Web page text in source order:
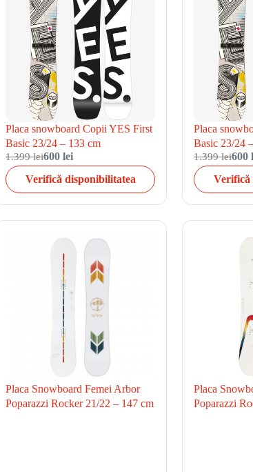
Placa snowboard Copii YES First
Basic 23/24 – 133 cm
1.399 lei600 lei
Verifică disponibilitatea
Placa
Basic 23/24
1.399 lei600
Verifică
Placa Snowboard Femei Arbor
Poparazzi Rocker 21/22 – 147 cm
Placa
Poparazzi